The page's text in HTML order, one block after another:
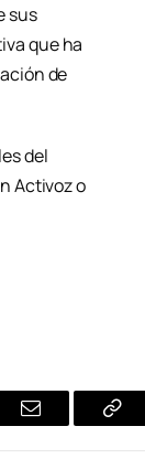
sus
que ha
de
del
Activoz o
Email